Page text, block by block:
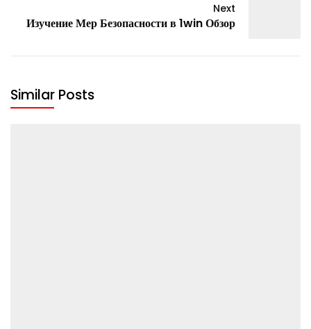
Next
Изучение Мер Безопасности в 1win Обзор
Similar Posts